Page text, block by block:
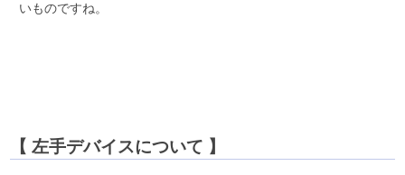
いものですね。
【 左手デバイスについて 】